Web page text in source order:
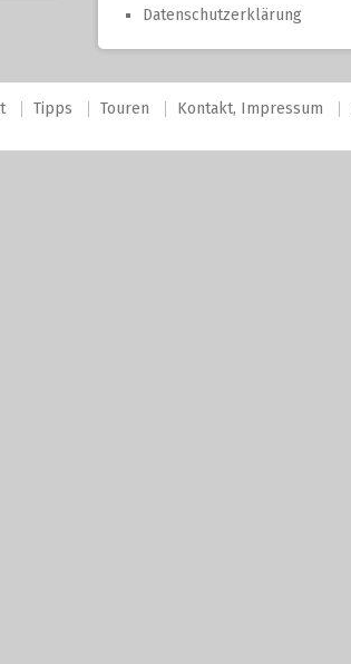
Datenschutzerklärung
Tipps Touren Kontakt, Impressum